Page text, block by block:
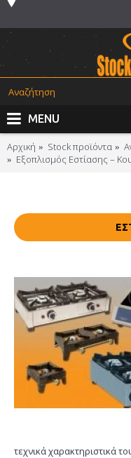
MENU
Αρχική Stock προϊόντα
Εξοπλισμός Εστίασης –
τεχνικά χαρακτηριστικά